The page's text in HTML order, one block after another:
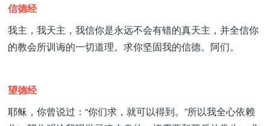
信德经
我主，我天主，我信你是永远不会有错的真天主，并全信你
的教会所训诲的一切道理。求你坚固我的信德。阿们。
望德经
耶稣，你曾说过：“你们求，就可以得到。”所以我全心依赖